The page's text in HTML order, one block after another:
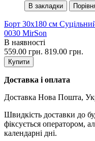
В закладки
Борт 30х180 см
0030 MirSon
В наявності
559.00 грн. 819.00 грн.
Купити
Доставка і оплата
Доставка Нова Пошта,
Швидкість доставки до
фіксується оператором,
календарні дні.